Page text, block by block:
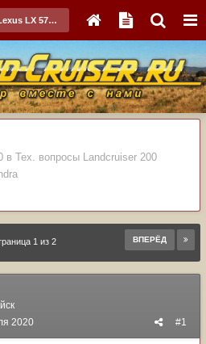
Тех. вопросы Landcruiser 200 (Lexus LX 570), Sequoia, Tundra
в Тех. вопросы Landcruiser 200
ВПЕРЁД
1 из 2
#1
2020